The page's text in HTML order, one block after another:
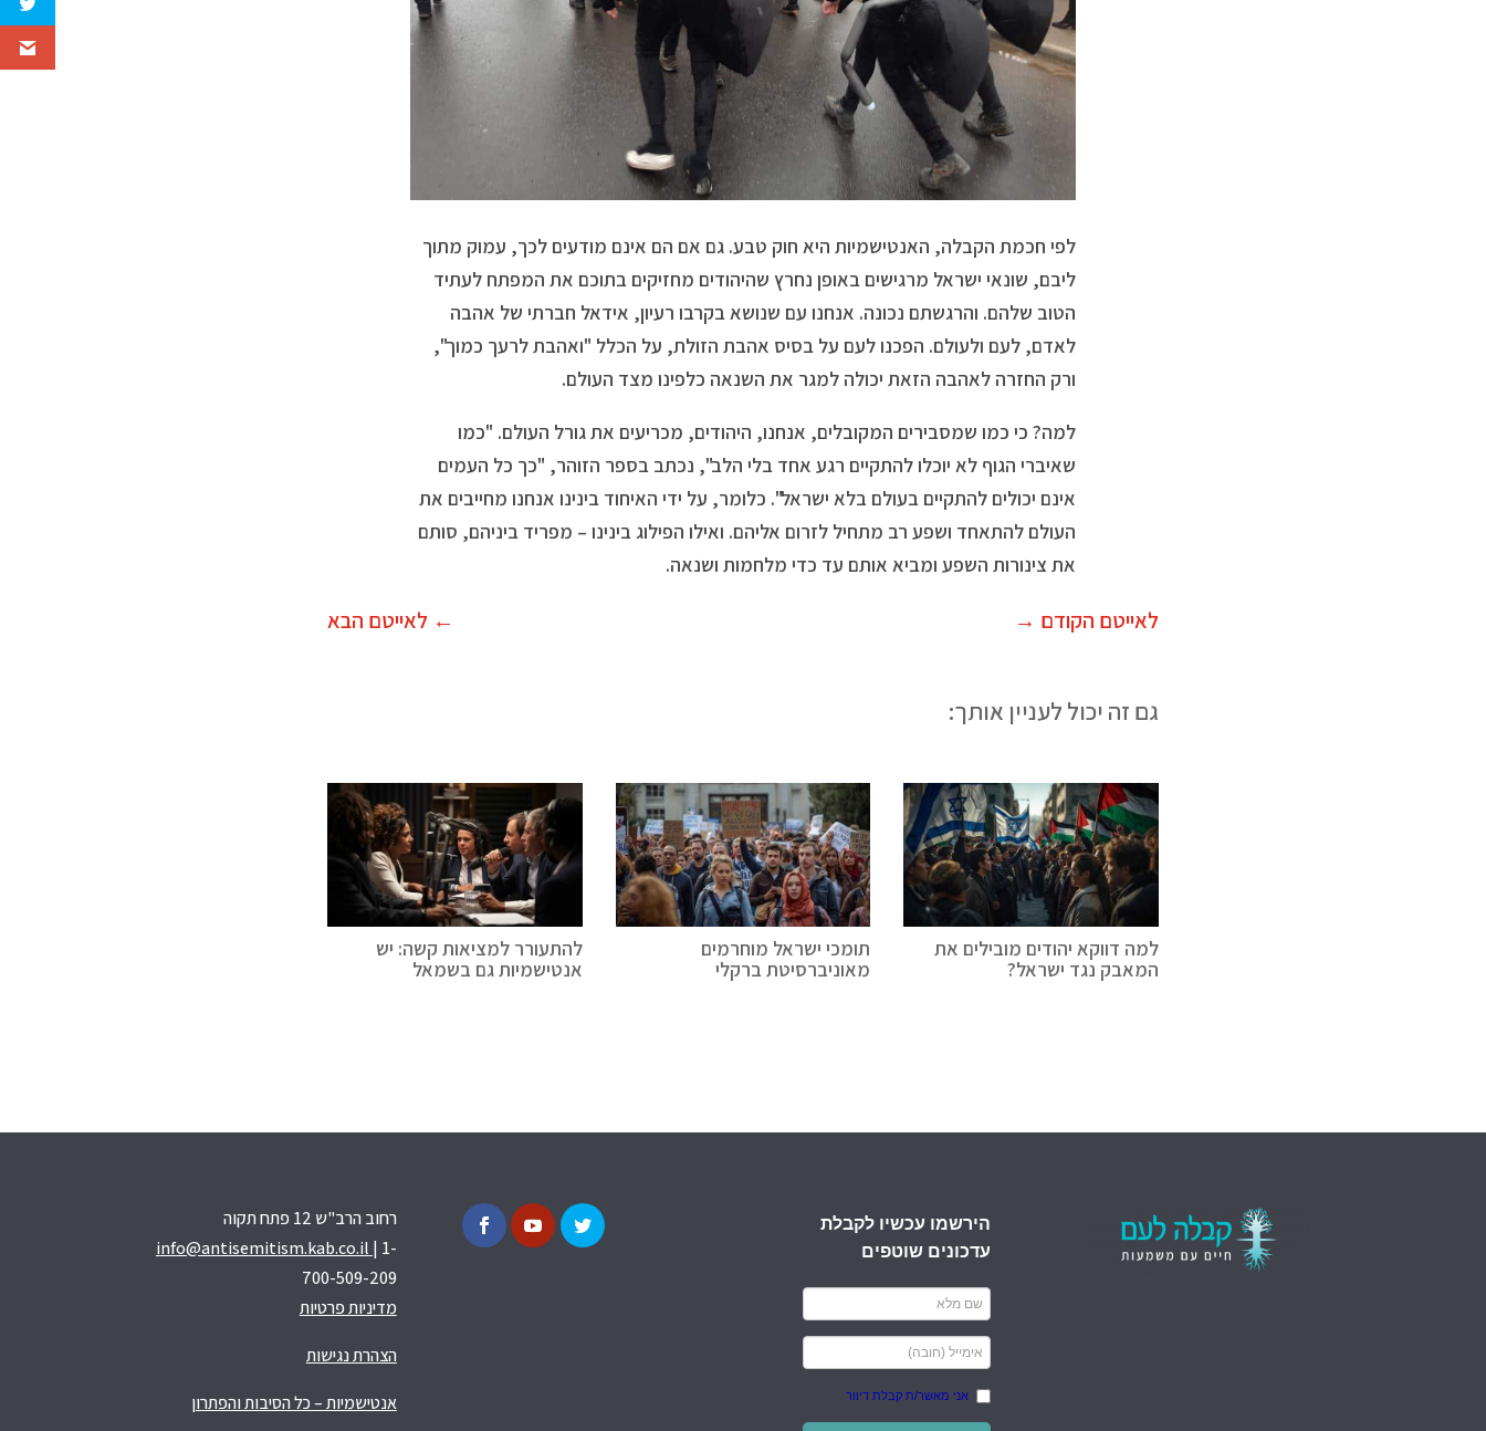
לפי חכמת הקבלה, האנטישמיות היא חוק טבע. גם אם הם אינם מודעים לכך, עמוק מתוך
ליבם, שונאי ישראל מרגישים באופן נחרץ שהיהודים מחזיקים בתוכם את המפתח לעתיד
הטוב שלהם. והרגשתם נכונה. אנחנו עם שנושא בקרבו רעיון, אידאל חברתי של אהבה
לאדם, לעם ולעולם. הפכנו לעם על בסיס אהבת הזולת, על הכלל "ואהבת לרעך כמוך",
ורק החזרה לאהבה הזאת יכולה למגר את השנאה כלפינו מצד העולם.
למה? כי כמו שמסבירים המקובלים, אנחנו, היהודים, מכריעים את גורל העולם. "כמו
שאיברי הגוף לא יוכלו להתקיים רגע אחד בלי הלב", נכתב בספר הזוהר, "כך כל העמים
אינם יכולים להתקיים בעולם בלא ישראל". כלומר, על ידי האיחוד בינינו אנחנו מחייבים את
העולם להתאחד ושפע רב מתחיל לזרום אליהם. ואילו הפילוג בינינו – מפריד ביניהם, סותם
את צינורות השפע ומביא אותם עד כדי מלחמות ושנאה.
← לאייטם הבא לאייטם הקודם →
גם זה יכול לעניין אותך:
להתעורר למציאות קשה: יש
אנטישמיות גם בשמאל
תומכי ישראל מוחרמים
מאוניברסיטת ברקלי
למה דווקא יהודים מובילים את
המאבק נגד ישראל?
רחוב הרב"ש 12 פתח תקוה
info@antisemitism.kab.co.il | 1-
700-509-209
מדיניות פרטיות
הצהרת נגישות
אנטישמיות – כל הסיבות והפתרון
הירשמו עכשיו לקבלת
עדכונים שוטפים
אני מאשר/ת קבלת דיוור